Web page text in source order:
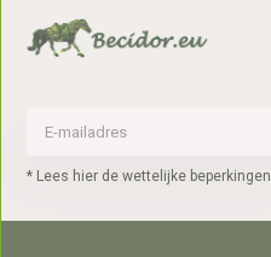
* Lees hier de wettelijke beperkingen